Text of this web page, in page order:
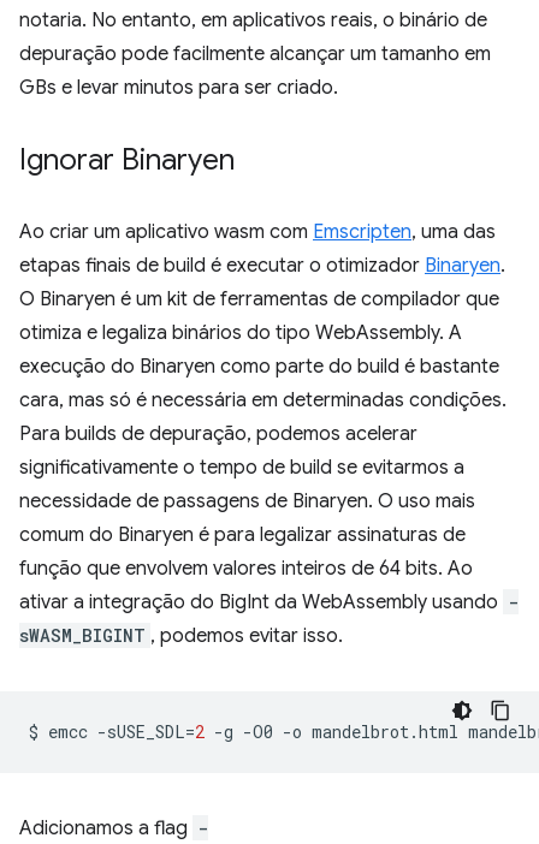
notaria. No entanto, em aplicativos reais, o binário de
depuração pode facilmente alcançar um tamanho em
GBs e levar minutos para ser criado.
Ignorar Binaryen
Ao criar um aplicativo wasm com Emscripten, uma das
etapas finais de build é executar o otimizador Binaryen.
O Binaryen é um kit de ferramentas de compilador que
otimiza e legaliza binários do tipo WebAssembly. A
execução do Binaryen como parte do build é bastante
cara, mas só é necessária em determinadas condições.
Para builds de depuração, podemos acelerar
significativamente o tempo de build se evitarmos a
necessidade de passagens de Binaryen. O uso mais
comum do Binaryen é para legalizar assinaturas de
função que envolvem valores inteiros de 64 bits. Ao
ativar a integração do BigInt da WebAssembly usando -
sWASM_BIGINT , podemos evitar isso.
$ emcc -sUSE_SDL=2 -g -O0 -o mandelbrot.html
Adicionamos a flag -